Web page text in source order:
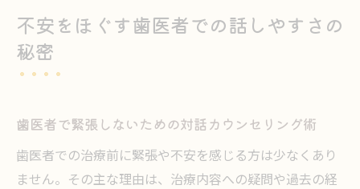
不安をほぐす歯医者での話しやすさの
秘密
歯医者で緊張しないための対話カウンセリング術
歯医者での治療前に緊張や不安を感じる方は少なくあり
ません。その主な理由は、治療内容への疑問や過去の経